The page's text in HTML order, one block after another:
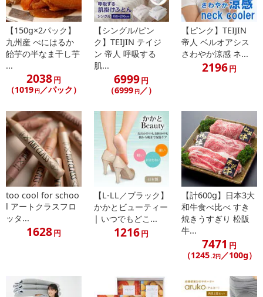
デリケートな「おへそ」のためのお掃除キット
こまめにお手入れしたほうが良いおへその汚れ「へそゴマ」用に作
られた新感覚のお掃除キット！！
ぺたぺたゴマ取りジェル+やわらかゴマ取りスティックでしっかりへ
そゴマカラメトール！！
・原材料/材質/素材：オリーブ果実油、ミツロウ、ベヘン酸グリセ
リル、オクタステアリン酸ポリグリセリル-6、アーモンド油、エゴ
マ油、アルガニアスピノサ核油、トコフェロール、グレープフルー
ツ果皮油
・使用方法：
1.スティックの先端が覆われる程度のジェルを取ります。
2.おへその中をくるくる回すようにやさしく拭き取ります。
3.1週間に1回を目安にご使用ください。
・注意事項：
●お肌に傷、湿疹等の異常のあるとき、またはお肌に合わないとき
●使用中または使用後に、赤み・はれ・かゆみ・刺激等があらわれ
た場合は、使用を中止し、皮膚科専門医等へご相談ください。その
まま使用を続けますと症状が悪化することがあります。
【150g×2パック】
九州産 べにはるか
飴芋の半なま干し芋
...
2038円
（1019 円／パック）
【シングル/ピン
ク】TEIJIN テイジ
ン 帝人 呼吸する
肌...
6999円
（6999 円／）
【ピンク】TEIJIN
帝人 ベルオアシス
さわやか涼感 ネ...
2196円
too cool for schoo
l アートクラスフロ
ッタ...
1628円
【L-LL／ブラック】
かかとビューティー
| いつでもどこ...
1216円
【計600g】日本3大
和牛食べ比べ すき
焼きうすぎり 松阪
牛...
7471 円
（1245 .2円／100g）